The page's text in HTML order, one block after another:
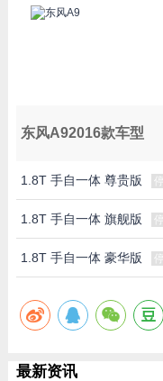
东风A92016款车型
1.8T 手自一体 尊贵版
1.8T 手自一体 旗舰版
1.8T 手自一体 豪华版
最新资讯